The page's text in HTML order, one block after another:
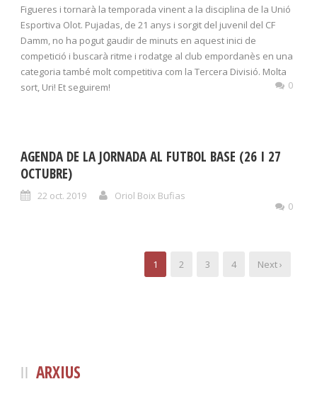
Figueres i tornarà la temporada vinent a la disciplina de la Unió
Esportiva Olot. Pujadas, de 21 anys i sorgit del juvenil del CF
Damm, no ha pogut gaudir de minuts en aquest inici de
competició i buscarà ritme i rodatge al club empordanès en una
categoria també molt competitiva com la Tercera Divisió. Molta
sort, Uri! Et seguirem!
0
AGENDA DE LA JORNADA AL FUTBOL BASE (26 I 27
OCTUBRE)
22 oct. 2019
Oriol Boix Bufias
0
1 2 3 4 Next ›
ARXIUS